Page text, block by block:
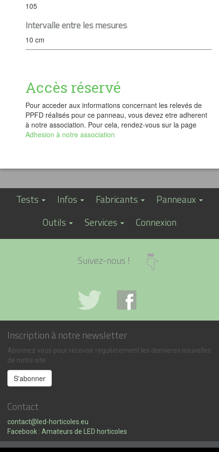
105
Intervalle entre les mesures
10 cm
Accès réservé
Pour acceder aux informations concernant les relevés de
PPFD réalisés pour ce panneau, vous devez etre adherent
à notre association. Pour cela, rendez-vous sur la page
Adhesion à notre association
Tests Infos Fabricants
Panneaux
Outils
Services Connexion
Suivez-nous !
Inscription à notre newsletter
Abonnez vous pour recevoir regulierement les dernieres nouvelles
de notre site :
Contact
contact@led-horticoles.eu
Facebook : Amateurs de LED horticoles